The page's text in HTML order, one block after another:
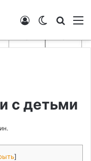
Switch skin
Войти
с детьми
]